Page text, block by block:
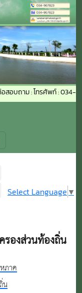
ถาม : โทรศัพท์ : 034-
Select Language ▼
องส่วนท้องถิ่น
ภาค
น